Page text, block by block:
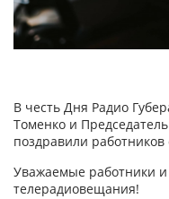
В честь Дня Радио
Томенко и
поздравили
Уважаемые работники
телерадиовещания!